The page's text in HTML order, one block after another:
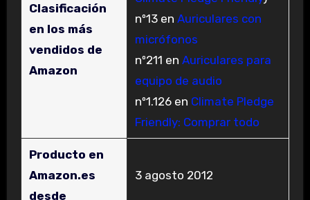
Clasificación
en los más
vendidos de
Amazon
nº13 en Auriculares con
micrófonos
nº211 en Auriculares para
equipo de audio
nº1.126 en Climate Pledge
Friendly: Comprar todo
Producto en
Amazon.es
desde
3 agosto 2012